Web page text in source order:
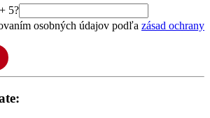
5?
osobných údajov podľa zásad ochrany